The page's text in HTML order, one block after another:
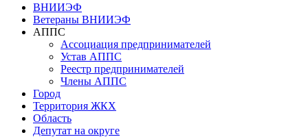
ВНИИЭФ
Ветераны ВНИИЭФ
АППС
Ассоциация предпринимателей
Устав АППС
Реестр предпринимателей
Члены АППС
Город
Территория ЖКХ
Область
Депутат на округе